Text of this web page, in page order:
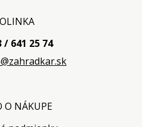
/ 641 25 74
O NÁKUPE